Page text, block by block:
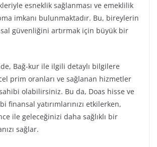
esneklik sağlanması ve emeklilik
imkanı bulunmaktadır. Bu, bireylerin
güvenliğini artırmak için büyük bir
Bağ-kur ile ilgili detaylı bilgilere
prim oranları ve sağlanan hizmetler
olabilirsiniz. Bu da, Doas hisse ve
finansal yatırımlarınızı etkilerken,
ile geleceğinizi daha sağlıklı bir
sağlar.